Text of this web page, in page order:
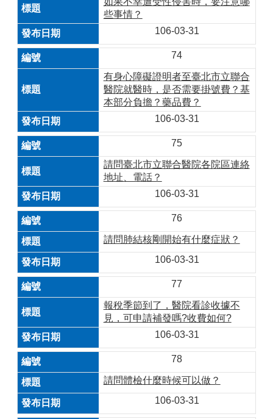
些事情？
106-03-31
74
有身心障礙證明者至臺北市立聯合
醫院就醫時，是否需要掛號費？基
本部分負擔？藥品費？
106-03-31
75
請問臺北市立聯合醫院各院區連絡
地址、電話？
106-03-31
76
請問肺結核剛開始有什麼症狀？
106-03-31
77
報稅季節到了，醫院看診收據不
見，可申請補發嗎?收費如何?
106-03-31
78
請問體檢什麼時候可以做？
106-03-31